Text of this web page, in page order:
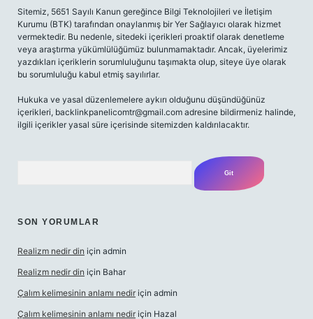
Sitemiz, 5651 Sayılı Kanun gereğince Bilgi Teknolojileri ve İletişim
Kurumu (BTK) tarafından onaylanmış bir Yer Sağlayıcı olarak hizmet
vermektedir. Bu nedenle, sitedeki içerikleri proaktif olarak denetleme
veya araştırma yükümlülüğümüz bulunmamaktadır. Ancak, üyelerimiz
yazdıkları içeriklerin sorumluluğunu taşımakta olup, siteye üye olarak
bu sorumluluğu kabul etmiş sayılırlar.
Hukuka ve yasal düzenlemelere aykırı olduğunu düşündüğünüz
içerikleri, backlinkpanelicomtr@gmail.com adresine bildirmeniz halinde,
ilgili içerikler yasal süre içerisinde sitemizden kaldırılacaktır.
SON YORUMLAR
Realizm nedir din için admin
Realizm nedir din için Bahar
Çalım kelimesinin anlamı nedir için admin
Çalım kelimesinin anlamı nedir için Hazal